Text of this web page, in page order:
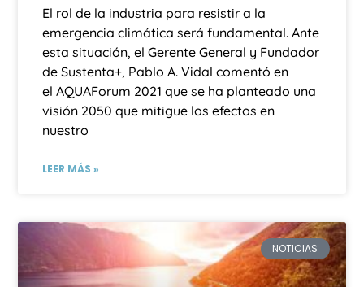
El rol de la industria para resistir a la
emergencia climática será fundamental. Ante
esta situación, el Gerente General y Fundador
de Sustenta+, Pablo A. Vidal comentó en
el AQUAForum 2021 que se ha planteado una
visión 2050 que mitigue los efectos en
nuestro
LEER MÁS »
NOTICIAS